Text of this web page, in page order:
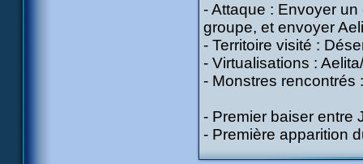
- Attaque : Envoyer
groupe, et envoyer
- Territoire visité :
- Virtualisations :
- Monstres rencontrés
- Premier baiser entre
- Première apparition